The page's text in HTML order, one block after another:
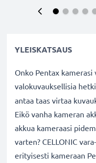
YLEISKATSAUS
Onko Pentax
valokuvauksellisia
antaa taas virtaa
Eikö vanha kameran
akkua kameraasi
varten? CELLONIC
erityisesti kameraan